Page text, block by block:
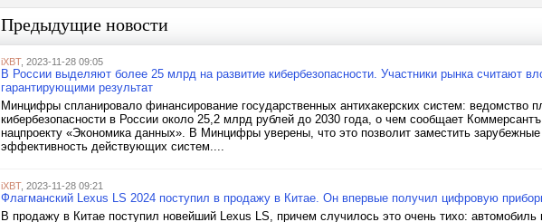
Предыдущие новости
iXBT, 2023-11-28 09:05
В России выделяют более 25 млрд на развитие кибербезопасности. Участники рынка считают
гарантирующими результат
Минцифры спланировало финансирование государственных антихакерских систем: ведомство
кибербезопасности в России около 25,2 млрд рублей до 2030 года, о чем сообщает
нацпроекту «Экономика данных». В Минцифры уверены, что это позволит заместить
эффективность действующих систем....
iXBT, 2023-11-28 09:21
Флагманский Lexus LS 2024 поступил в продажу в Китае. Он впервые получил цифровую
В продажу в Китае поступил новейший Lexus LS, причем случилось это очень тихо: автомобиль